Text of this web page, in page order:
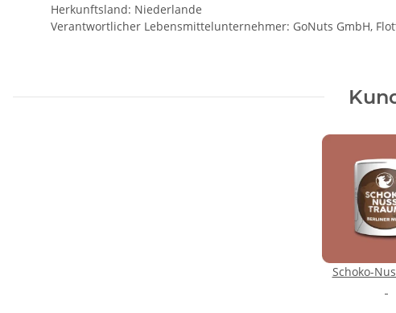
Herkunftsland: Niederlande
Verantwortlicher Lebensmittelunternehmer: GoNuts GmbH,
Schoko-